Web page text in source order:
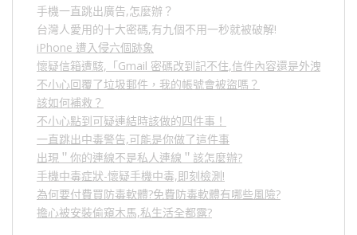
手機一直跳出廣告,怎麼辦？
台灣人愛用的十大密碼,有九個不用一秒就被破解!
iPhone 遭入侵六個跡象
懷疑信箱遭駭,「Gmail 密碼改到記不住,信件內容還是外洩？」,
不小心回覆了垃圾郵件，我的帳號會被盜嗎？
該如何補救？
不小心點到可疑連結時該做的四件事！
一直跳出中毒警告,可能是你做了這件事
出現＂你的連線不是私人連線＂該怎麼辦?
手機中毒症狀-懷疑手機中毒,即刻檢測!
為何要付費買防毒軟體?免費防毒軟體有哪些風險?
擔心被安裝偷窺木馬,私生活全都露?